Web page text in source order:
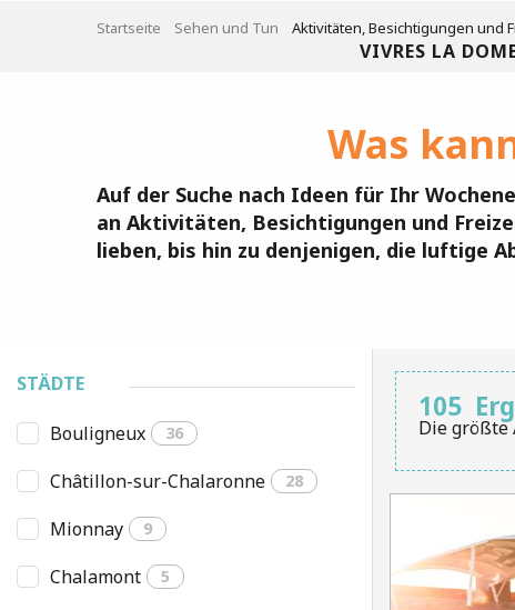
VIVRES LA
Startseite Sehen und Tun Aktivitäten, Besichtigungen und
Was
Auf der Suche nach Ideen für Ihr
an Aktivitäten, Besichtigungen und
lieben, bis hin zu denjenigen, die luftige
STÄDTE
Bouligneux 36
Châtillon-sur-Chalaronne 28
Mionnay 9
Chalamont 5
105
Die größte